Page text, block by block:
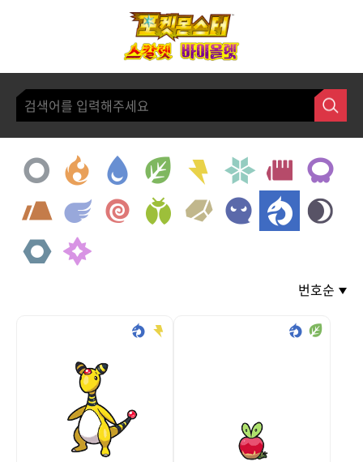
번호순